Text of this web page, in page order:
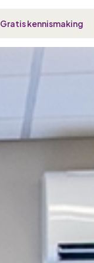
Gratis kennismaking